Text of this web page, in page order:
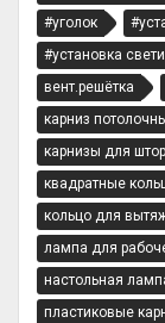
#уголок
#установка
вент.решётка
карниз
карнизы для штор
квадратные
кольцо для
лампа для
настольная
пластиковые